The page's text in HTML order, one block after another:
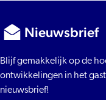
Nieuwsbrief
Blijf gemakkelijk op de
ontwikkelingen in het
nieuwsbrief!